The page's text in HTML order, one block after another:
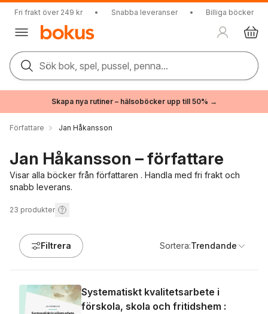
Fri frakt över 249 kr • Snabba leveranser • Billiga böcker
Sök bok, spel, pussel, penna...
Skapa nya rutiner – hälsoböcker upp till 50% →
Författare Jan Håkansson
Jan Håkansson – författare
Visar alla böcker från författaren . Handla med fri frakt och
snabb leverans.
23 produkter
Filtrera Sortera:Trendande
Systematiskt kvalitetsarbete i
förskola, skola och fritidshem :